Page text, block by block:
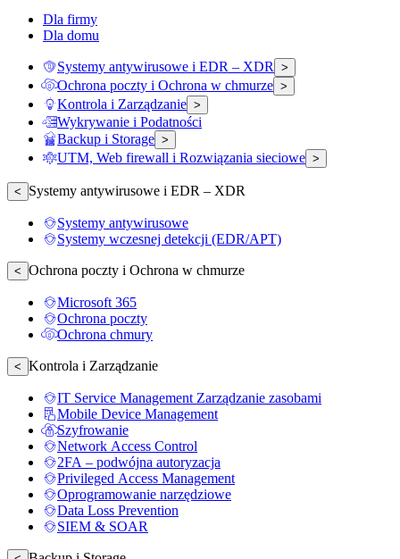
Dla firmy
Dla domu
Systemy antywirusowe i EDR – XDR >
Ochrona poczty i Ochrona w chmurze >
Kontrola i Zarządzanie >
Wykrywanie i Podatności
Backup i Storage >
UTM, Web firewall i Rozwiązania sieciowe >
< Systemy antywirusowe i EDR – XDR
Systemy antywirusowe
Systemy wczesnej detekcji (EDR/APT)
< Ochrona poczty i Ochrona w chmurze
Microsoft 365
Ochrona poczty
Ochrona chmury
< Kontrola i Zarządzanie
IT Service Management Zarządzanie zasobami
Mobile Device Management
Szyfrowanie
Network Access Control
2FA – podwójna autoryzacja
Privileged Access Management
Oprogramowanie narzędziowe
Data Loss Prevention
SIEM & SOAR